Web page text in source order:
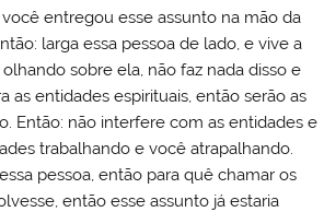
você entregou esse assunto na mão da
larga essa pessoa de lado, e vive a
sobre ela, não faz nada disso e
as entidades espirituais, então serão as
Então: não interfere com as entidades e
trabalhando e você atrapalhando.
pessoa, então para quê chamar os
então esse assunto já estaria